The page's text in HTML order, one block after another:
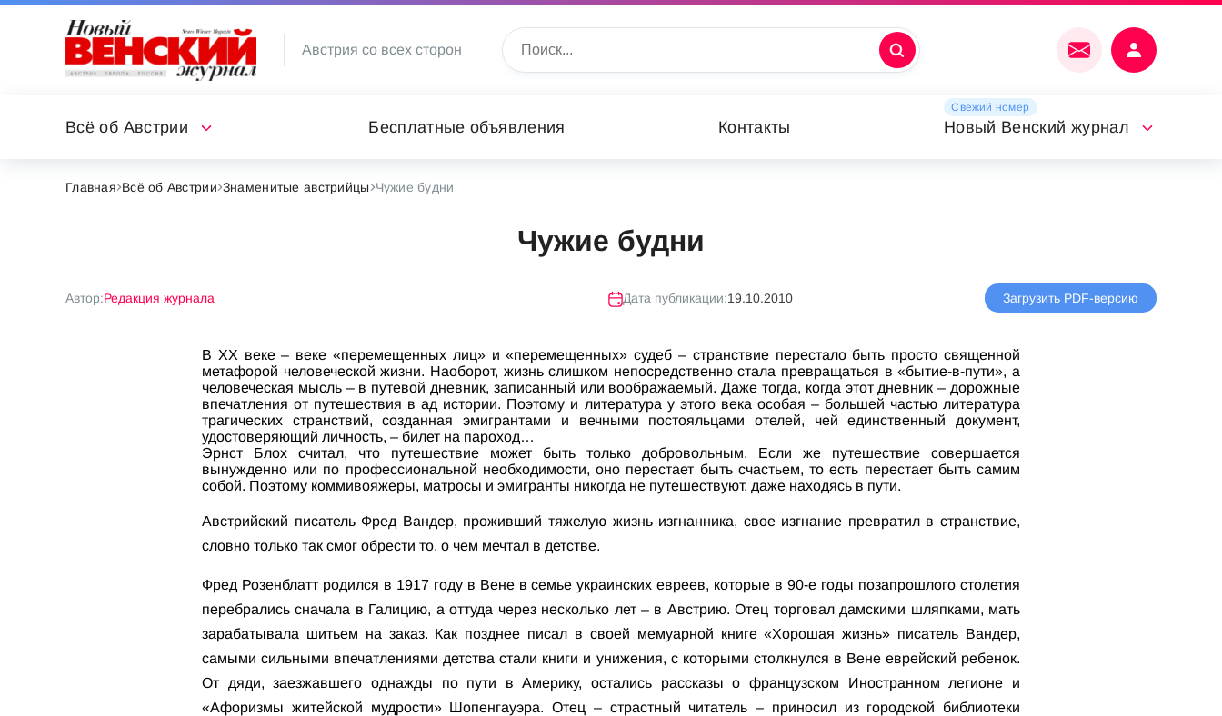
Австрия со всех сторон
Всё об Австрии Бесплатные объявления Контакты
Свежий номер
Новый Венский журнал
Главная Всё об Австрии Знаменитые австрийцы Чужие будни
Чужие будни
Автор:Редакция журнала Дата публикации:19.10.2010 Загрузить PDF-версию
В ХХ веке – веке «перемещенных лиц» и «перемещенных» судеб – странствие перестало быть просто священной
метафорой человеческой жизни. Наоборот, жизнь слишком непосредственно стала превращаться в «бытие-в-пути», а
человеческая мысль – в путевой дневник, записанный или воображаемый. Даже тогда, когда этот дневник – дорожные
впечатления от путешествия в ад истории. Поэтому и литература у этого века особая – большей частью литература
трагических странствий, созданная эмигрантами и вечными постояльцами отелей, чей единственный документ,
удостоверяющий личность, – билет на пароход…
Эрнст Блох считал, что путешествие может быть только добровольным. Если же путешествие совершается
вынужденно или по профессиональной необходимости, оно перестает быть счастьем, то есть перестает быть самим
собой. Поэтому коммивояжеры, матросы и эмигранты никогда не путешествуют, даже находясь в пути.
Австрийский писатель Фред Вандер, проживший тяжелую жизнь изгнанника, свое изгнание превратил в странствие,
словно только так смог обрести то, о чем мечтал в детстве.
Фред Розенблатт родился в 1917 году в Вене в семье украинских евреев, которые в 90-е годы позапрошлого столетия
перебрались сначала в Галицию, а оттуда через несколько лет – в Австрию. Отец торговал дамскими шляпками, мать
зарабатывала шитьем на заказ. Как позднее писал в своей мемуарной книге «Хорошая жизнь» писатель Вандер,
самыми сильными впечатлениями детства стали книги и унижения, с которыми столкнулся в Вене еврейский ребенок.
От дяди, заезжавшего однажды по пути в Америку, остались рассказы о французском Иностранном легионе и
«Афоризмы житейской мудрости» Шопенгауэра. Отец – страстный читатель – приносил из городской библиотеки